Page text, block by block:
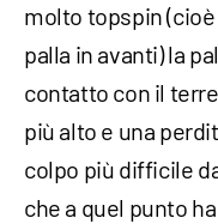
molto topspin
palla in avanti) la
contatto con il
più alto e una
colpo più difficile
che a quel punto